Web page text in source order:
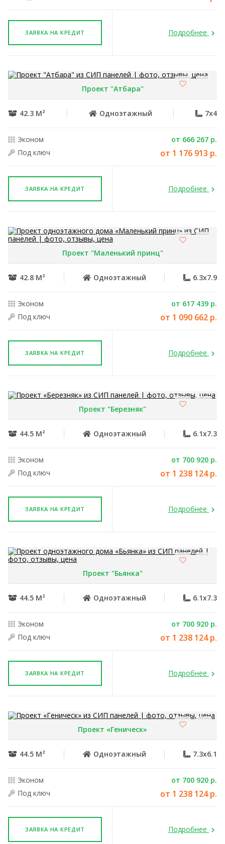
ЗАЯВКА НА КРЕДИТ Подробнее
Проект "Атбара"
42.3 М² Одноэтажный 7x4
Эконом
от 666 267 р.
Под ключ
от 1 176 913 р.
ЗАЯВКА НА КРЕДИТ Подробнее
Проект "Маленький принц"
42.8 М² Одноэтажный 6.3x7.9
Эконом
от 617 439 р.
Под ключ
от 1 090 662 р.
ЗАЯВКА НА КРЕДИТ Подробнее
Проект "Березняк"
44.5 М² Одноэтажный 6.1x7.3
Эконом
от 700 920 р.
Под ключ
от 1 238 124 р.
ЗАЯВКА НА КРЕДИТ Подробнее
Проект "Бьянка"
44.5 М² Одноэтажный 6.1x7.3
Эконом
от 700 920 р.
Под ключ
от 1 238 124 р.
ЗАЯВКА НА КРЕДИТ Подробнее
Проект «Геническ»
44.5 М² Одноэтажный 7.3x6.1
Эконом
от 700 920 р.
Под ключ
от 1 238 124 р.
ЗАЯВКА НА КРЕДИТ Подробнее